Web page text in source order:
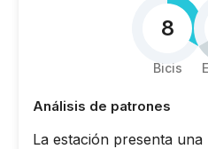
8
Bicis
Análisis de patrones
La estación presenta una